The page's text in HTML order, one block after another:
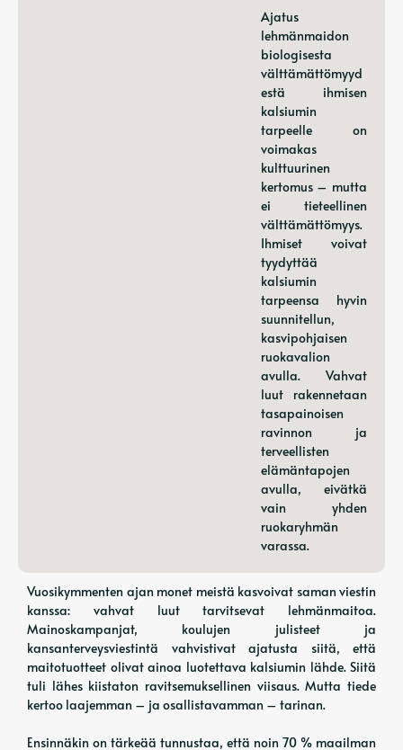
Ajatus
lehmänmaidon
biologisesta
välttämättömyyd
estä ihmisen
kalsiumin
tarpeelle on
voimakas
kulttuurinen
kertomus – mutta
ei tieteellinen
välttämättömyys.
Ihmiset voivat
tyydyttää
kalsiumin
tarpeensa hyvin
suunnitellun,
kasvipohjaisen
ruokavalion
avulla. Vahvat
luut rakennetaan
tasapainoisen
ravinnon ja
terveellisten
elämäntapojen
avulla, eivätkä
vain yhden
ruokaryhmän
varassa.
Vuosikymmenten ajan monet meistä kasvoivat saman viestin
kanssa: vahvat luut tarvitsevat lehmänmaitoa.
Mainoskampanjat, koulujen julisteet ja
kansanterveysviestintä vahvistivat ajatusta siitä, että
maitotuotteet olivat ainoa luotettava kalsiumin lähde. Siitä
tuli lähes kiistaton ravitsemuksellinen viisaus. Mutta tiede
kertoo laajemman – ja osallistavamman – tarinan.
Ensinnäkin on tärkeää tunnustaa, että noin 70 % maailman